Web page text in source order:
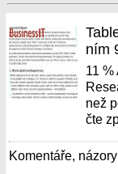
ním
11
než
čte
Komentáře,